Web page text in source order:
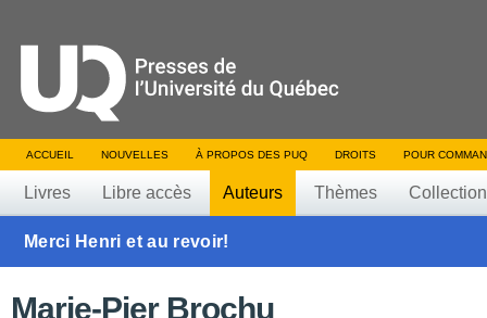
ACCUEIL NOUVELLES À PROPOS DES PUQ DROITS POUR
Livres Libre accès Auteurs Thèmes
Merci Henri et au revoir!
Marie-Pier Brochu